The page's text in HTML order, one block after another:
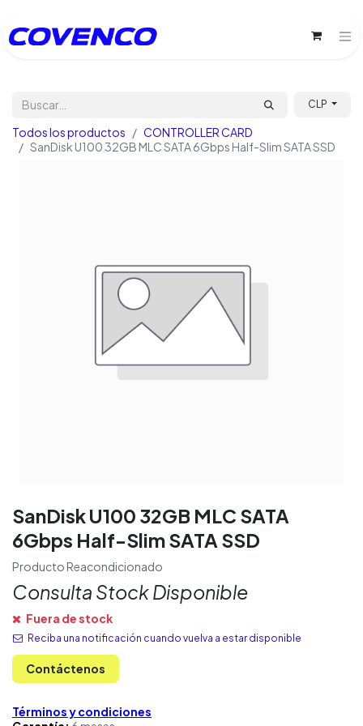
CLP
Todos los productos
CONTROLLER CARD
SanDisk U100 32GB MLC SATA 6Gbps Half-Slim SATA SSD
SanDisk U100 32GB MLC SATA
6Gbps Half-Slim SATA SSD
Producto Reacondicionado
Consulta Stock Disponible
Fuera de stock
Reciba una notificación cuando vuelva a estar disponible
Contáctenos
Términos y condiciones